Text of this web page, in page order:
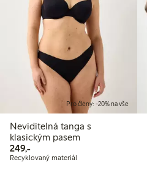
Pro členy: -20% na vše
Neviditelná tanga s
klasickým pasem
249,-249,00 Kč
Recyklovaný materiál